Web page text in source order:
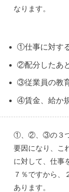
なります。
①仕事に対す
②配分したあ
③従業員の教
④賃金、給か
①、②、③の３つ
要因になり、こ
に対して、仕事
７％ですから、
あります。